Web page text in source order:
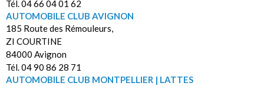
Tél. 04 66 04 01 62
AUTOMOBILE CLUB AVIGNON
185 Route des Rémouleurs,
ZI COURTINE
84000 Avignon
Tél. 04 90 86 28 71
AUTOMOBILE CLUB MONTPELLIER | LATTES